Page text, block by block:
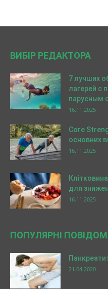
ВИБІР РЕДАКТОРА
7 лучших
лагерей с
парусным
16.11.2025
Core
основних
16.11.2025
для
16.11.2025
ПОПУЛЯРНІ
21.04.2020